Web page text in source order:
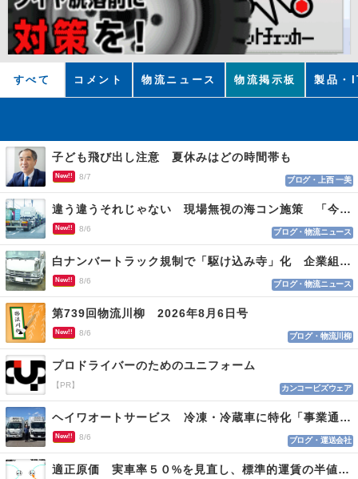
すべて コメント 物流ニュース 物流掲示板 製品・
子ども飛び出し注意 夏休みはどの時間帯も
New!! 8/7 ブログ・上西 一美
違う違うそれじゃない 現場無視の海コン施策 「今でも平均２～３時間は待つ」
New!! 8/6 ブログ・物流ニュース
白ナンバートラック規制で「駆け込み寺」化 企業組合が入会基準を見直しへ
New!! 8/6 ブログ・物流ニュース
第739回物流川柳 2026年8月6日号
New!! 8/6 ブログ・物流川柳
プロドライバーのためのユニフォーム
【PR】 カンコービズウェア
ヘイワオートサービス 冷凍・冷蔵車に特化「事業通じ貢献目指す」
New!! 8/6 ブログ・運送会社
適正原価 実車率５０%を見直し、標準的運賃の半値の恐れも